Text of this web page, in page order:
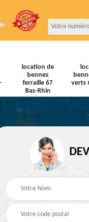
location de
bennes
ferraille 67
Bas-Rhin
verts
Location de
gravats 67